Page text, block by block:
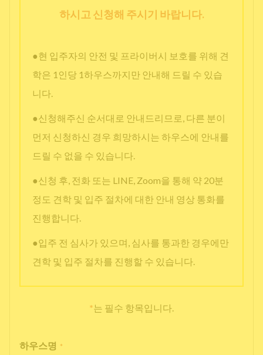
하시고 신청해 주시기 바랍니다.
●현 입주자의 안전 및 프라이버시 보호를 위해 견
학은 1인당 1하우스까지만 안내해 드릴 수 있습
니다.
●신청해주신 순서대로 안내드리므로, 다른 분이
먼저 신청하신 경우 희망하시는 하우스에 안내를
드릴 수 없을 수 있습니다.
●신청 후, 전화 또는 LINE, Zoom을 통해 약 20분
정도 견학 및 입주 절차에 대한 안내 영상 통화를
진행합니다.
●입주 전 심사가 있으며, 심사를 통과한 경우에만
견학 및 입주 절차를 진행할 수 있습니다.
*는 필수 항목입니다.
하우스명 *